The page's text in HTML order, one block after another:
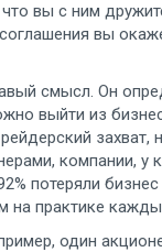
вы с ним
вы
смысл. Он
выйти из
рейдерский захват,
, компании, у
потеряли
на практике
один